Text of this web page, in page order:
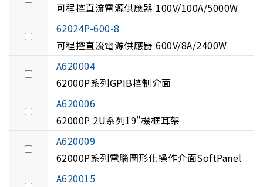
可程控直流電源供應器 100V/100A/5000W
62024P-600-8
可程控直流電源供應器 600V/8A/2400W
A620004
62000P系列GPIB控制介面
A620006
62000P 2U系列19"機框耳架
A620009
62000P系列電腦圖形化操作介面SoftPanel
A620015